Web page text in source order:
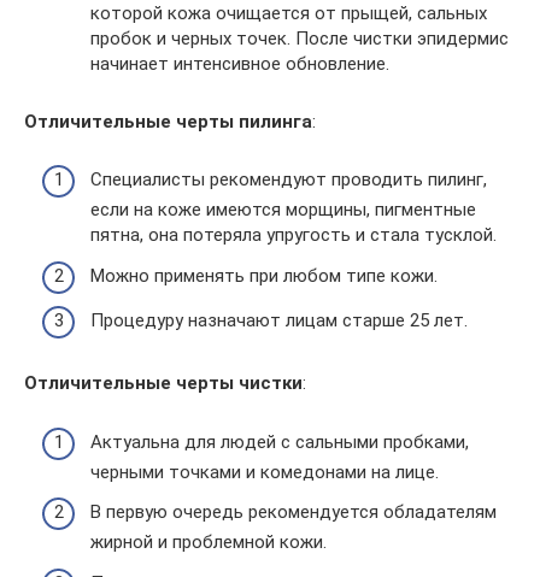
которой кожа очищается от прыщей, сальных
пробок и черных точек. После чистки эпидермис
начинает интенсивное обновление.
Отличительные черты пилинга:
Специалисты рекомендуют проводить пилинг,
если на коже имеются морщины, пигментные
пятна, она потеряла упругость и стала тусклой.
Можно применять при любом типе кожи.
Процедуру назначают лицам старше 25 лет.
Отличительные черты чистки:
Актуальна для людей с сальными пробками,
черными точками и комедонами на лице.
В первую очередь рекомендуется обладателям
жирной и проблемной кожи.